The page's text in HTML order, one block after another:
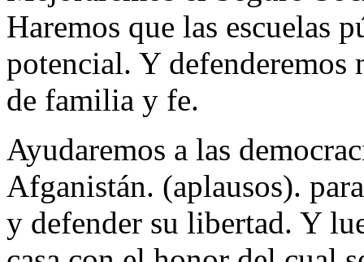
Haremos que las escuelas
potencial. Y defenderemos
de familia y fe.
Ayudaremos a las
Afganistán. (aplausos).
y defender su libertad. Y